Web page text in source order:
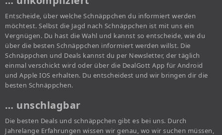
Entscheide, über welche Schnäppchen du informiert werden
möchtest. Selbst die Jagd nach Schnäppchen ist mit uns ein
Vergnügen. Du hast die Wahl und kannst so entscheide, wie du
über die besten Schnäppchen informiert werden willst. Die
Schnäppchen und Deals kannst du per Newsletter, der täglich
einmal verschickt wird oder über die DealGott App für Android
und Apple IOS erhalten. Du entscheidest und wir bringen dir die
besten Schnäppchen.
… unschlagbar
Die besten Deals und schnäppchen gibt es bei uns. Durch
Jahrelange Erfahrungen wissen wir genau, wo wir suchen müssen,